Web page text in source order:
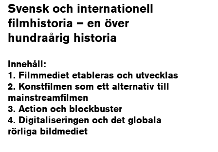
Svensk och internationell
filmhistoria – en över
hundraårig historia
Innehåll:
1. Filmmediet etableras och utvecklas
2. Konstfilmen som ett alternativ till
mainstreamfilmen
3. Action och blockbuster
4. Digitaliseringen och det globala
rörliga bildmediet